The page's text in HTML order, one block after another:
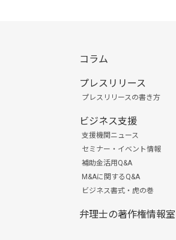
コラム
プレスリリース
プレスリリースの書き方
ビジネス支援
支援機関ニュース
セミナー・イベント情報
補助金活用Q&A
M&Aに関するQ&A
ビジネス書式・虎の巻
弁理士の著作権情報室